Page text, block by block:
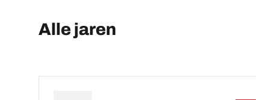
Alle jaren